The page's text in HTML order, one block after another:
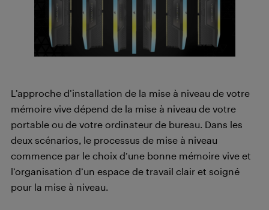
L’approche d’installation de la mise à niveau de votre
mémoire vive dépend de la mise à niveau de votre
portable ou de votre ordinateur de bureau. Dans les
deux scénarios, le processus de mise à niveau
commence par le choix d’une bonne mémoire vive et
l’organisation d’un espace de travail clair et soigné
pour la mise à niveau.